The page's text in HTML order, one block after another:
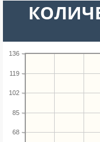
68
85
102
119
136